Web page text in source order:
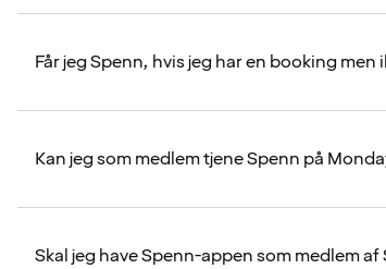
Får jeg Spenn, hvis jeg har en booking men
Kan jeg som medlem tjene Spenn på
Skal jeg have Spenn-appen som medlem